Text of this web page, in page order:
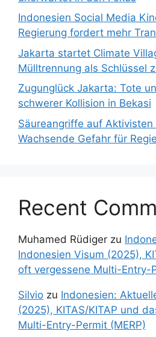
Indonesien Social Media
Regierung fordert mehr
Jakarta startet Climate
Mülltrennung als Schlüssel
Zugunglück Jakarta: Tote
schwerer Kollision in Bekasi
Säureangriffe auf Aktivisten
Wachsende Gefahr für
Recent
Muhamed Rüdiger zu
Indonesien Visum (2025),
oft vergessene Multi-Entry-
Silvio zu Indonesien:
(2025), KITAS/KITAP und
Multi-Entry-Permit (MERP)